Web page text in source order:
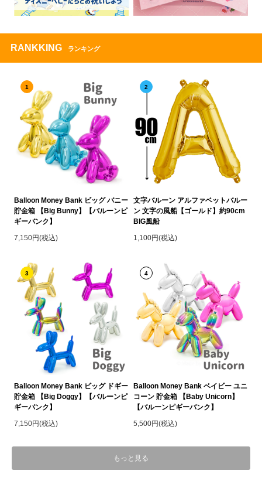
RANKKING ランキング
1
Balloon Money Bank ビッグ バニー
貯金箱 【Big Bunny】【バルーンピ
ギーバンク】
7,150円(税込)
2
文字バルーン アルファベットバルー
ン 文字の風船【ゴールド】約90cm
BIG風船
1,100円(税込)
3
Balloon Money Bank ビッグ ドギー
貯金箱 【Big Doggy】【バルーンピ
ギーバンク】
7,150円(税込)
4
Balloon Money Bank ベイビー ユニ
コーン 貯金箱 【Baby Unicorn】
【バルーンピギーバンク】
5,500円(税込)
もっと見る